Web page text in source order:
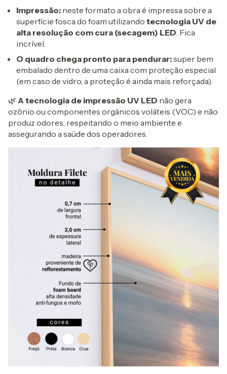
Impressão: neste formato a obra é impressa sobre a
superfície fosca do foam utilizando tecnologia UV de
alta resolução com cura (secagem) LED . Fica
incrível.
O quadro chega pronto para pendurar:super bem
embalado dentro de uma caixa com proteção especial
(em caso de vidro, a proteção é ainda mais reforçada).
🌿 A tecnologia de impressão UV LED não gera
ozônio ou componentes orgânicos voláteis (VOC) e não
produz odores, respeitando o meio ambiente e
assegurando a saúde dos operadores.